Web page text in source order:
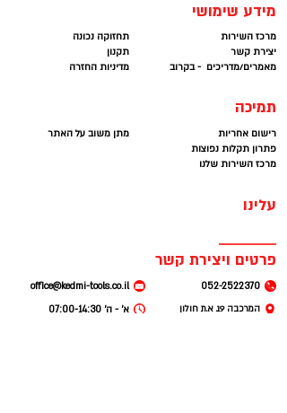
מידע שימושי
תחזוקה נכונה
תקנון
מדיניות החזרה
מרכז השירות
יצירת קשר
מאמרים/מדריכים - בקרוב
תמיכה
מתן משוב על האתר
רישום אחריות
פתרון תקלות נפוצות
מרכז השירות שלנו
עלינו
פרטים ויצירת קשר
office@kedmi-tools.co.il
052-2522370
א׳ - ה׳ 07:00-14:30
המרכבה 19. א.ת חולון